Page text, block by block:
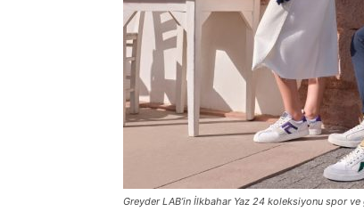
Greyder LAB’in İlkbahar Yaz 24 koleksiyonu spor ve